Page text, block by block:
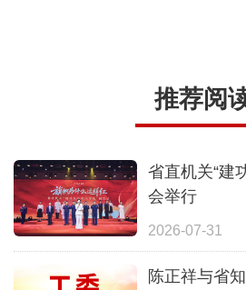
推荐阅
省直机关“建
会举行
2026-07-31
陈正祥与省